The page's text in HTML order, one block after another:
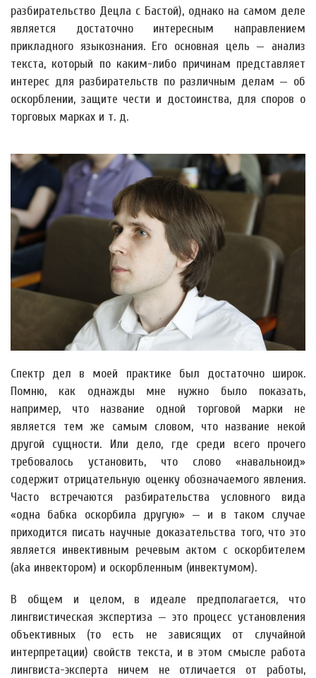
разбирательство Децла с Бастой), однако на самом деле
является достаточно интересным направлением
прикладного языкознания. Его основная цель — анализ
текста, который по каким-либо причинам представляет
интерес для разбирательств по различным делам — об
оскорблении, защите чести и достоинства, для споров о
торговых марках и т. д.
Спектр дел в моей практике был достаточно широк.
Помню, как однажды мне нужно было показать,
например, что название одной торговой марки не
является тем же самым словом, что название некой
другой сущности. Или дело, где среди всего прочего
требовалось установить, что слово «навальноид»
содержит отрицательную оценку обозначаемого явления.
Часто встречаются разбирательства условного вида
«одна бабка оскорбила другую» — и в таком случае
приходится писать научные доказательства того, что это
является инвективным речевым актом с оскорбителем
(aka инвектором) и оскорбленным (инвектумом).
В общем и целом, в идеале предполагается, что
лингвистическая экспертиза — это процесс установления
объективных (то есть не зависящих от случайной
интерпретации) свойств текста, и в этом смысле работа
лингвиста-эксперта ничем не отличается от работы,